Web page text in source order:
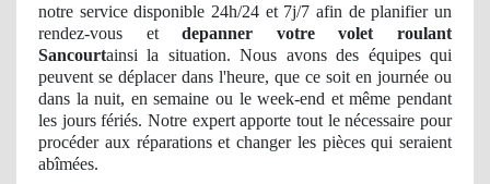
notre service disponible 24h/24 et 7j/7 afin de planifier un
rendez-vous etdepanner votre volet roulant
Sancourtainsi la situation. Nous avons des équipes qui
peuvent se déplacer dans l'heure, que ce soit en journée ou
dans la nuit, en semaine ou le week-end et même pendant
les jours fériés. Notre expert apporte tout le nécessaire pour
procéder aux réparations et changer les pièces qui seraient
abîmées.